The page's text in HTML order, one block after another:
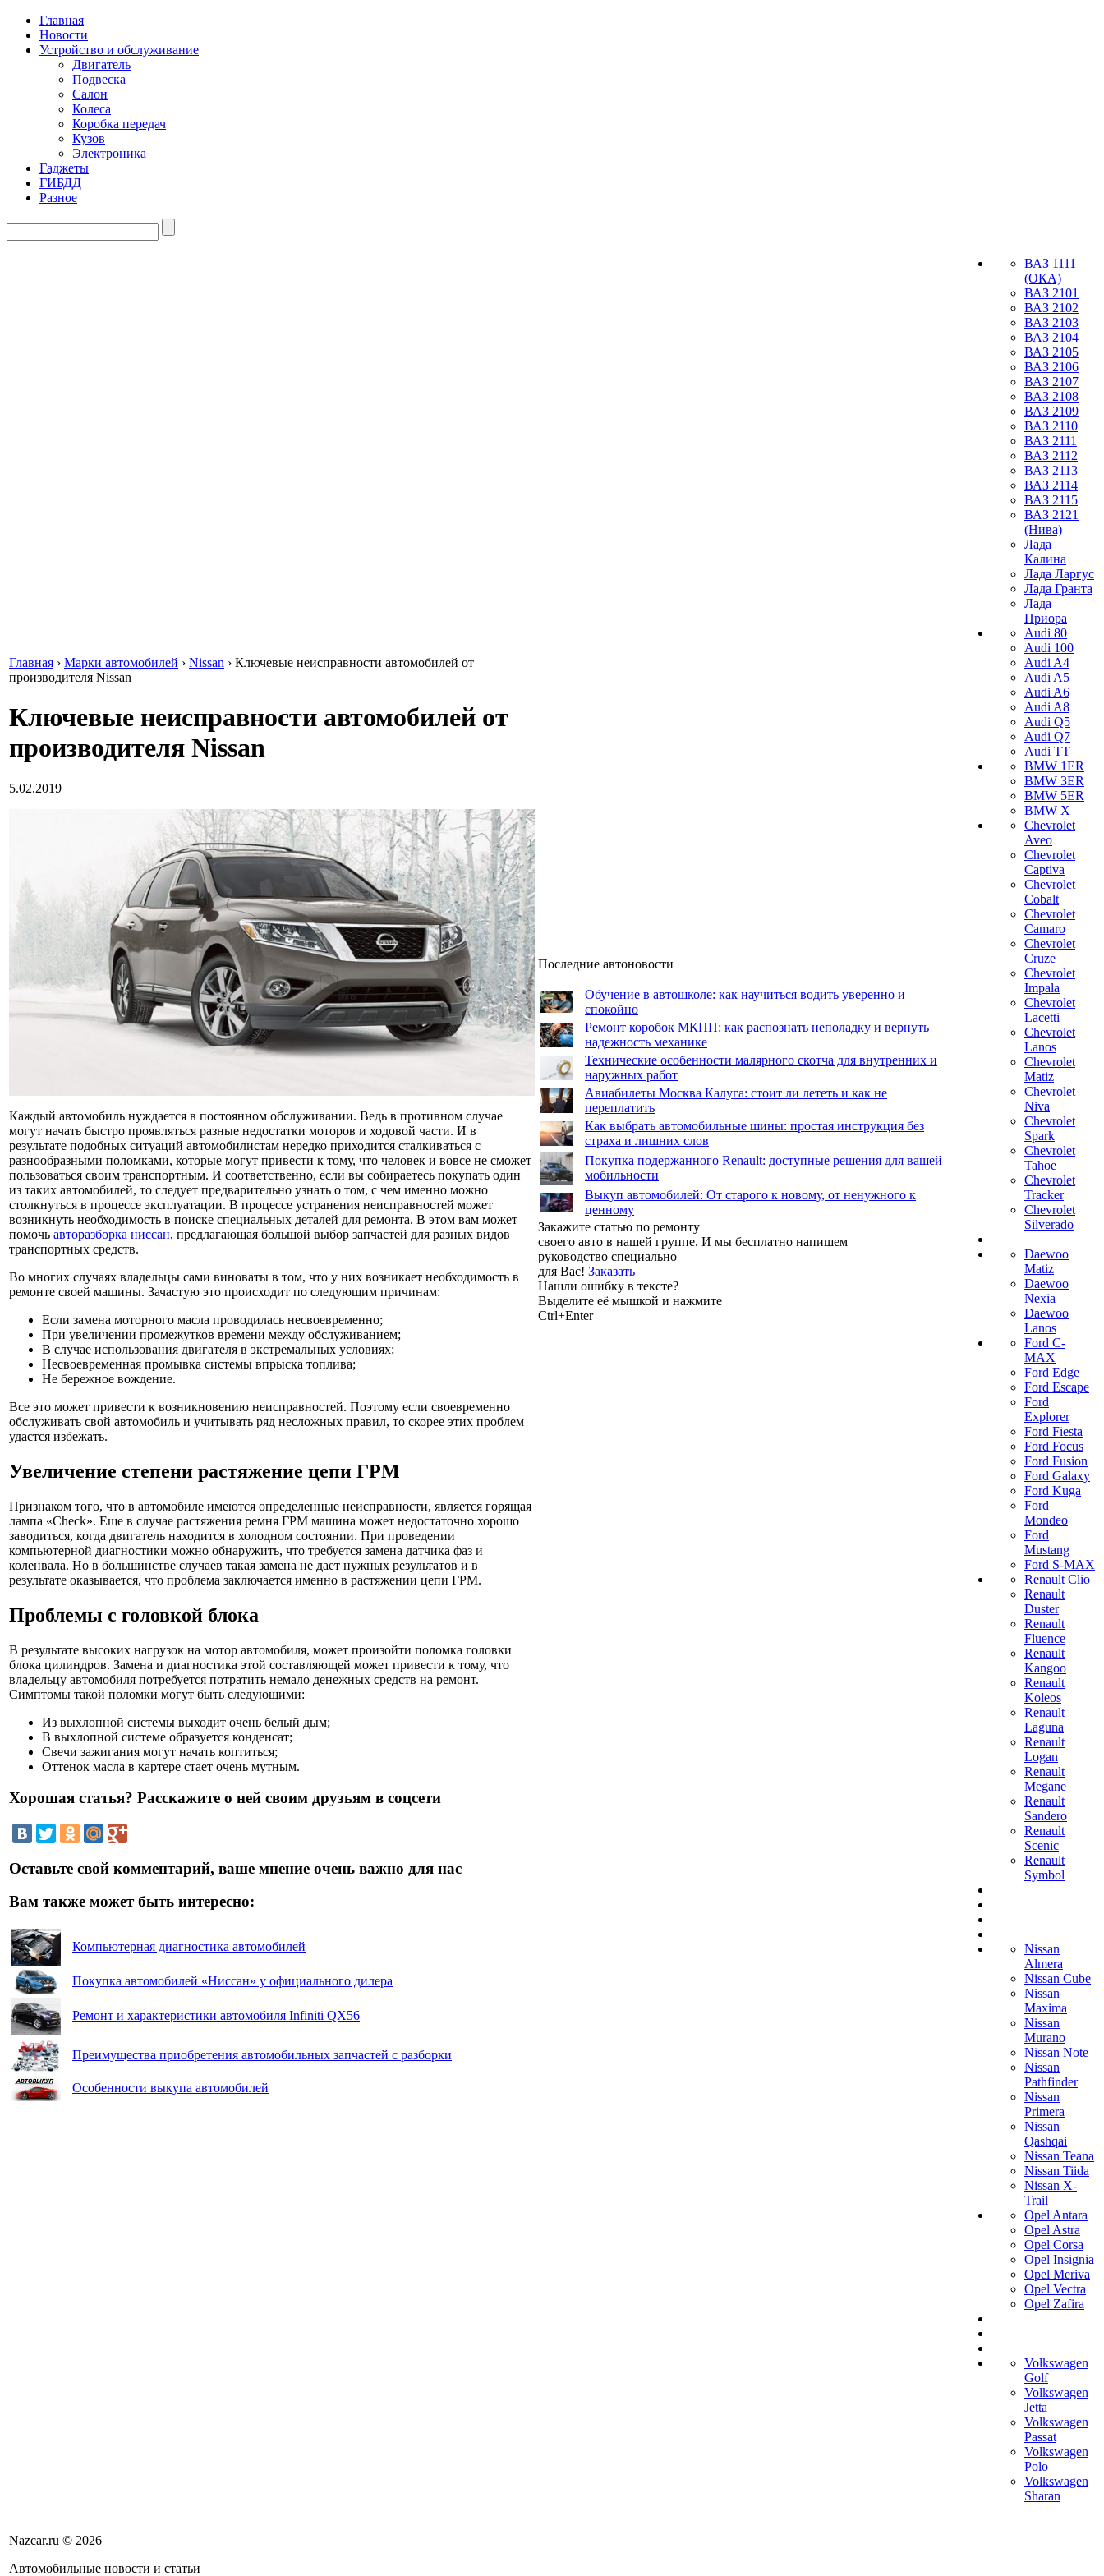
Главная
Новости
Устройство и обслуживание
Двигатель
Подвеска
Салон
Колеса
Коробка передач
Кузов
Электроника
Гаджеты
ГИБДД
Разное
Главная › Марки автомобилей › Nissan › Ключевые неисправности автомобилей от
производителя Nissan
Ключевые неисправности автомобилей от
производителя Nissan
5.02.2019
Каждый автомобиль нуждается в постоянном обслуживании. Ведь в противном случае
могут начать быстро проявляться разные недостатки моторов и ходовой части. И в
результате подобных ситуаций автомобилистам нередко приходится сталкиваться с
разнообразными поломками, которые могут привести к тому, что человек и вовсе не сможет
пользоваться своим транспортным. И соответственно, если вы собираетесь покупать один
из таких автомобилей, то следует предварительно узнать о том, с чем именно можно
столкнуться в процессе эксплуатации. В процессе устранения неисправностей может
возникнуть необходимость в поиске специальных деталей для ремонта. В этом вам может
помочь авторазборка ниссан, предлагающая большой выбор запчастей для разных видов
транспортных средств.
Во многих случаях владельцы сами виноваты в том, что у них возникает необходимость в
ремонте своей машины. Зачастую это происходит по следующим причинам:
Если замена моторного масла проводилась несвоевременно;
При увеличении промежутков времени между обслуживанием;
В случае использования двигателя в экстремальных условиях;
Несвоевременная промывка системы впрыска топлива;
Не бережное вождение.
Все это может привести к возникновению неисправностей. Поэтому если своевременно
обслуживать свой автомобиль и учитывать ряд несложных правил, то скорее этих проблем
удастся избежать.
Увеличение степени растяжение цепи ГРМ
Признаком того, что в автомобиле имеются определенные неисправности, является горящая
лампа «Check». Еще в случае растяжения ремня ГРМ машина может недостаточно хорошо
заводиться, когда двигатель находится в холодном состоянии. При проведении
компьютерной диагностики можно обнаружить, что требуется замена датчика фаз и
коленвала. Но в большинстве случаев такая замена не дает нужных результатов и в
результате оказывается, что проблема заключается именно в растяжении цепи ГРМ.
Проблемы с головкой блока
В результате высоких нагрузок на мотор автомобиля, может произойти поломка головки
блока цилиндров. Замена и диагностика этой составляющей может привести к тому, что
владельцу автомобиля потребуется потратить немало денежных средств на ремонт.
Симптомы такой поломки могут быть следующими:
Из выхлопной системы выходит очень белый дым;
В выхлопной системе образуется конденсат;
Свечи зажигания могут начать коптиться;
Оттенок масла в картере стает очень мутным.
Хорошая статья? Расскажите о ней своим друзьям в соцсети
Оставьте свой комментарий, ваше мнение очень важно для нас
Вам также может быть интересно:
Компьютерная диагностика автомобилей
Покупка автомобилей «Ниссан» у официального дилера
Ремонт и характеристики автомобиля Infiniti QX56
Преимущества приобретения автомобильных запчастей с разборки
Особенности выкупа автомобилей
Последние автоновости
Обучение в автошколе: как научиться водить уверенно и
спокойно
Ремонт коробок МКПП: как распознать неполадку и вернуть
надежность механике
Технические особенности малярного скотча для внутренних и
наружных работ
Авиабилеты Москва Калуга: стоит ли лететь и как не
переплатить
Как выбрать автомобильные шины: простая инструкция без
страха и лишних слов
Покупка подержанного Renault: доступные решения для вашей
мобильности
Выкуп автомобилей: От старого к новому, от ненужного к
ценному
Закажите статью по ремонту
своего авто в нашей группе. И мы бесплатно напишем
руководство специально
для Вас! Заказать
Нашли ошибку в тексте?
Выделите её мышкой и нажмите
Ctrl+Enter
ВАЗ 1111
(ОКА)
ВАЗ 2101
ВАЗ 2102
ВАЗ 2103
ВАЗ 2104
ВАЗ 2105
ВАЗ 2106
ВАЗ 2107
ВАЗ 2108
ВАЗ 2109
ВАЗ 2110
ВАЗ 2111
ВАЗ 2112
ВАЗ 2113
ВАЗ 2114
ВАЗ 2115
ВАЗ 2121
(Нива)
Лада
Калина
Лада Ларгус
Лада Гранта
Лада
Приора
Audi 80
Audi 100
Audi A4
Audi A5
Audi A6
Audi A8
Audi Q5
Audi Q7
Audi TT
BMW 1ER
BMW 3ER
BMW 5ER
BMW X
Chevrolet
Aveo
Chevrolet
Captiva
Chevrolet
Cobalt
Chevrolet
Camaro
Chevrolet
Cruze
Chevrolet
Impala
Chevrolet
Lacetti
Chevrolet
Lanos
Chevrolet
Matiz
Chevrolet
Niva
Chevrolet
Spark
Chevrolet
Tahoe
Chevrolet
Tracker
Chevrolet
Silverado
Daewoo
Matiz
Daewoo
Nexia
Daewoo
Lanos
Ford C-
MAX
Ford Edge
Ford Escape
Ford
Explorer
Ford Fiesta
Ford Focus
Ford Fusion
Ford Galaxy
Ford Kuga
Ford
Mondeo
Ford
Mustang
Ford S-MAX
Renault Clio
Renault
Duster
Renault
Fluence
Renault
Kangoo
Renault
Koleos
Renault
Laguna
Renault
Logan
Renault
Megane
Renault
Sandero
Renault
Scenic
Renault
Symbol
Nissan
Almera
Nissan Cube
Nissan
Maxima
Nissan
Murano
Nissan Note
Nissan
Pathfinder
Nissan
Primera
Nissan
Qashqai
Nissan Teana
Nissan Tiida
Nissan X-
Trail
Opel Antara
Opel Astra
Opel Corsa
Opel Insignia
Opel Meriva
Opel Vectra
Opel Zafira
Volkswagen
Golf
Volkswagen
Jetta
Volkswagen
Passat
Volkswagen
Polo
Volkswagen
Sharan
Nazcar.ru © 2026
Автомобильные новости и статьи